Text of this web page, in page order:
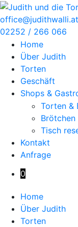
Zum
Inhalt
springen
office@judithwalli.at
02252 / 266 066
Home
Über Judith
Torten
Geschäft
Shops &
Torten &
Brötchen
Tisch
Kontakt
Anfrage
0
Home
Über Judith
Torten